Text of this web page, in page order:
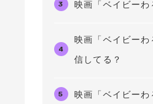
3 映画「ベイビー
4
映画「ベイビー
信してる？
5 映画「ベイビー